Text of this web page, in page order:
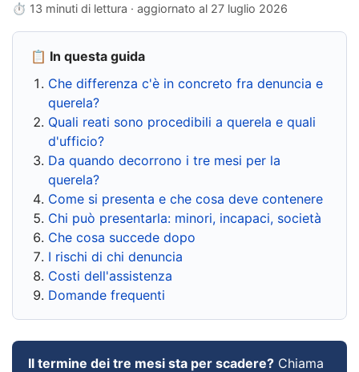
⏱ 13 minuti di lettura · aggiornato al 27 luglio 2026
📋 In questa guida
Che differenza c'è in concreto fra denuncia e
querela?
Quali reati sono procedibili a querela e quali
d'ufficio?
Da quando decorrono i tre mesi per la
querela?
Come si presenta e che cosa deve contenere
Chi può presentarla: minori, incapaci, società
Che cosa succede dopo
I rischi di chi denuncia
Costi dell'assistenza
Domande frequenti
Il termine dei tre mesi sta per scadere? Chiama